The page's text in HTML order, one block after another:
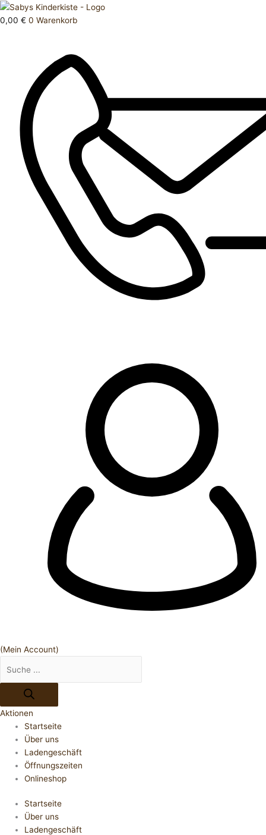
Zum
Inhalt
0,00 € 0 Warenkorb
(Mein Account)
Products
search
Aktionen
Startseite
Über uns
Ladengeschäft
Öffnungszeiten
Onlineshop
Startseite
Über uns
Ladengeschäft
Oberteil
122